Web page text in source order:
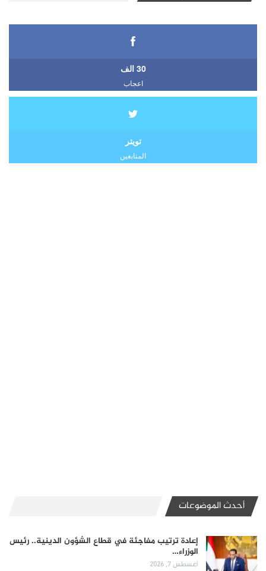
30 الف
اعجاب
تويتر
المتابعين
أحدث الموضوعات
إعادة ترتيب مفاجئة في قطاع الشؤون الدينية.. رئيس
الوزراء…
أغسطس 7, 2026